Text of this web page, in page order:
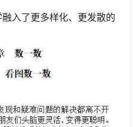
入了更多样化、更发散的